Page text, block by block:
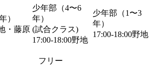
）
・藤原
少年部（4〜6
年）
(試合クラス)
17:00-18:00野地
少年部（1〜3
年）
17:00-18:00野地
フリー